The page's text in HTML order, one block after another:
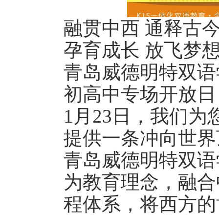
融贯中西 通释古
孕育成长 放飞梦
青岛威德明特双
初高中专场开放日
1月23日，我们为
提供一条冲向世
青岛威德明特双
为教育理念，融
程体系，将西方